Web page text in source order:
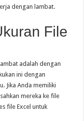
dengan lambat.
File
adalah dengan
ini dengan
Jika Anda memiliki
mereka ke file
file Excel untuk